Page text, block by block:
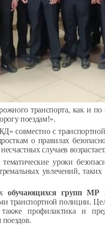
транспорта, как и
поездам!».
совместно с
о правилах
случаев возрастает.
уроки
увлечений,
обучающихся группМР
транспортной полиции.
профилактика и